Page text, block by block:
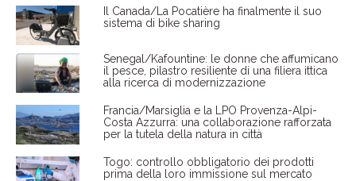
Il Canada/La Pocatière ha finalmente il suo
sistema di bike sharing
Senegal/Kafountine: le donne che affumicano
il pesce, pilastro resiliente di una filiera ittica
alla ricerca di modernizzazione
Francia/Marsiglia e la LPO Provenza-Alpi-
Costa Azzurra: una collaborazione rafforzata
per la tutela della natura in città
Togo: controllo obbligatorio dei prodotti
prima della loro immissione sul mercato